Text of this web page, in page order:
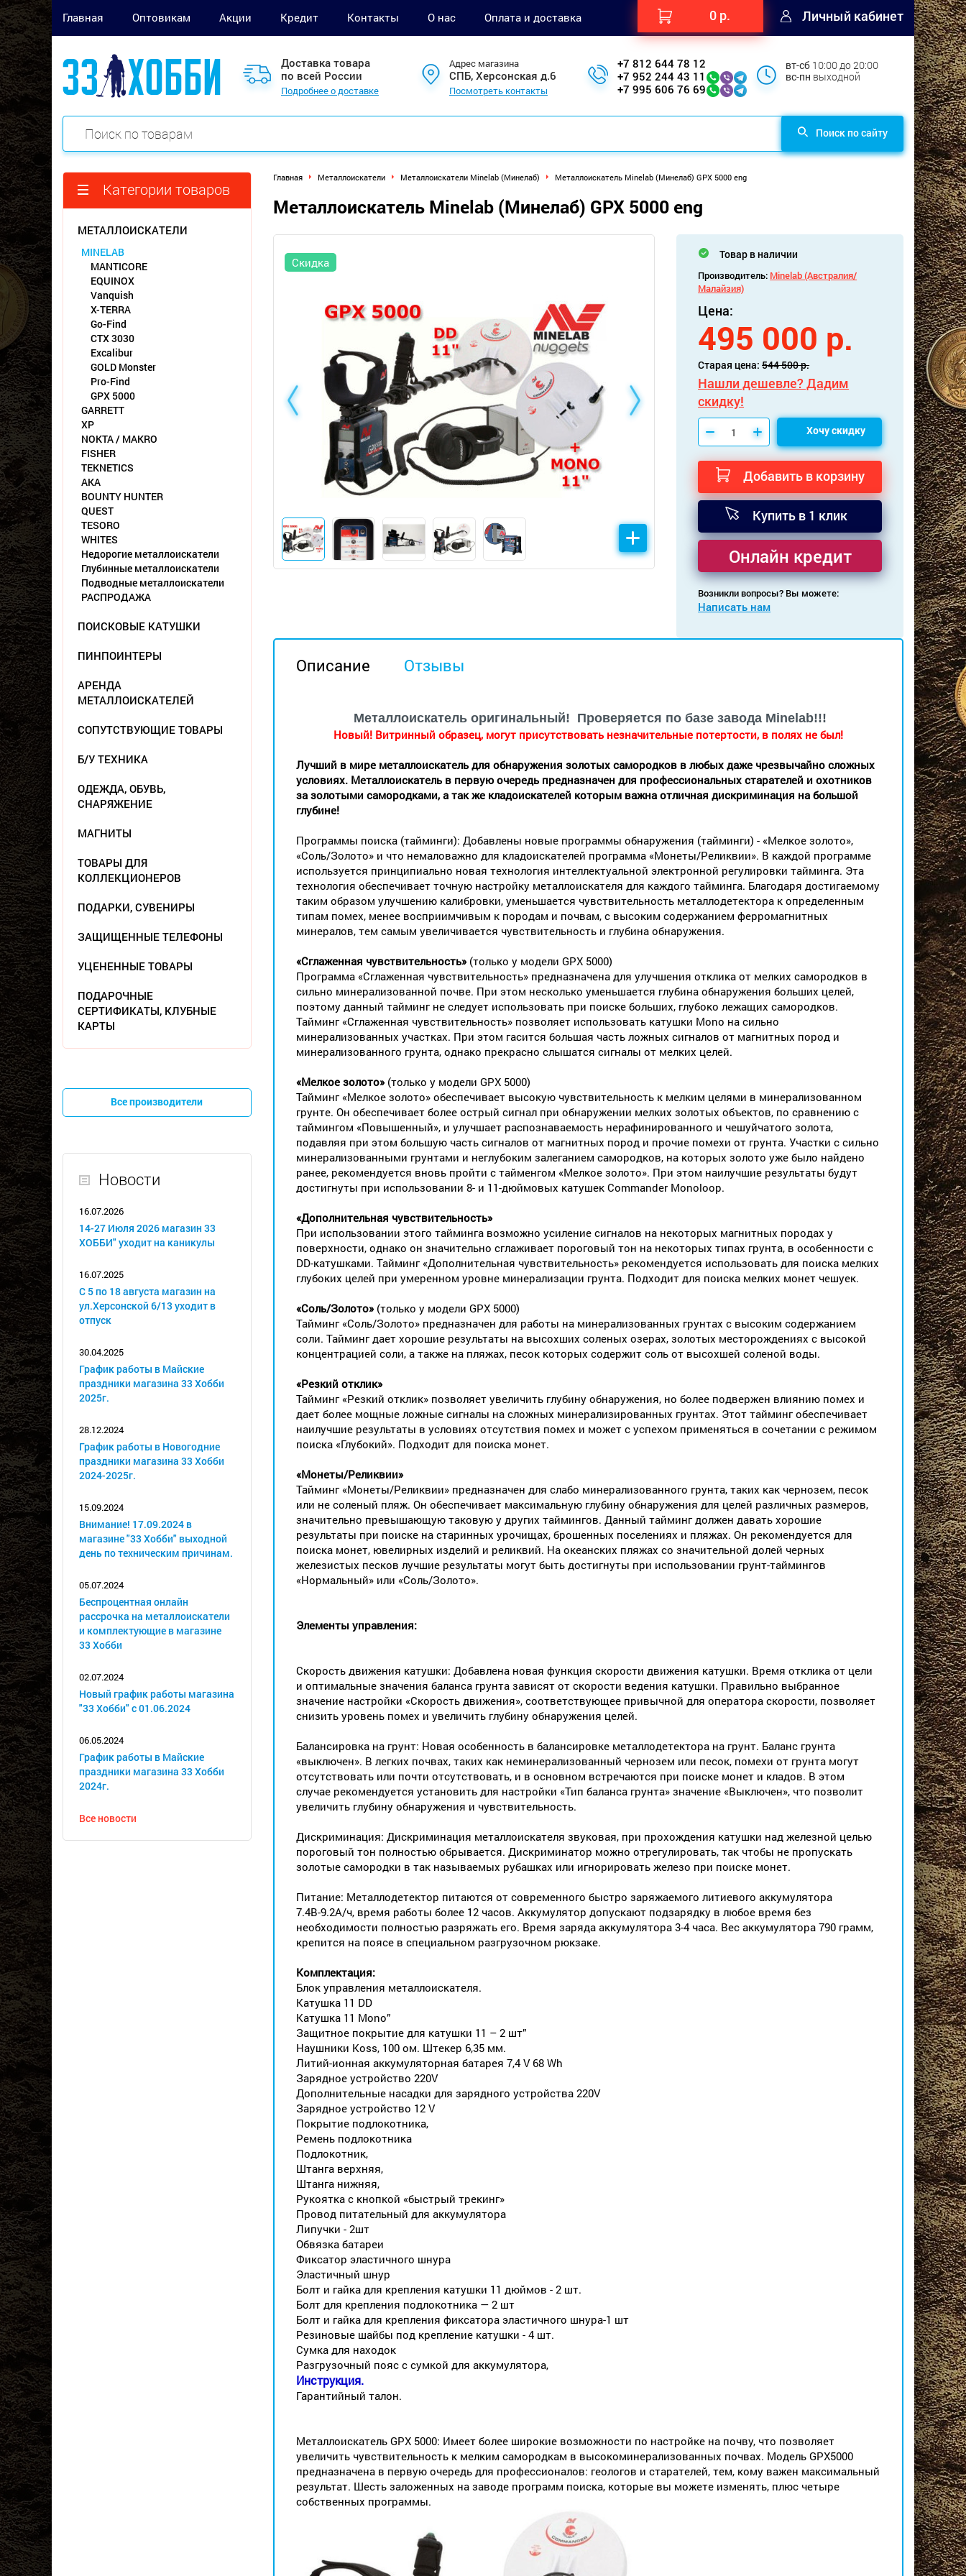
Главная Оптовикам Акции Кредит Контакты О нас Оплата и доставка 0 р. Личный кабинет
Доставка товара
по всей России
Подробнее о доставке
Адрес магазина
СПБ, Херсонская д.6
Посмотреть контакты
+7 812 644 78 12
+7 952 244 43 11
+7 995 606 76 69
вт-сб 10:00 до 20:00
вс-пн выходной
Поиск по сайту
Категории товаров
МЕТАЛЛОИСКАТЕЛИ
MINELAB
MANTICORE
EQUINOX
Vanquish
X-TERRA
Go-Find
CTX 3030
Excalibur
GOLD Monster
Pro-Find
GPX 5000
GARRETT
XP
NOKTA / MAKRO
FISHER
TEKNETICS
АКА
BOUNTY HUNTER
QUEST
TESORO
WHITES
Недорогие металлоискатели
Глубинные металлоискатели
Подводные металлоискатели
РАСПРОДАЖА
ПОИСКОВЫЕ КАТУШКИ
ПИНПОИНТЕРЫ
АРЕНДА
МЕТАЛЛОИСКАТЕЛЕЙ
СОПУТСТВУЮЩИЕ ТОВАРЫ
Б/У ТЕХНИКА
ОДЕЖДА, ОБУВЬ,
СНАРЯЖЕНИЕ
МАГНИТЫ
ТОВАРЫ ДЛЯ
КОЛЛЕКЦИОНЕРОВ
ПОДАРКИ, СУВЕНИРЫ
ЗАЩИЩЕННЫЕ ТЕЛЕФОНЫ
УЦЕНЕННЫЕ ТОВАРЫ
ПОДАРОЧНЫЕ
СЕРТИФИКАТЫ, КЛУБНЫЕ
КАРТЫ
Все производители
Новости
16.07.2026
14-27 Июля 2026 магазин 33
ХОББИ" уходит на каникулы
16.07.2025
С 5 по 18 августа магазин на
ул.Херсонской 6/13 уходит в
отпуск
30.04.2025
График работы в Майские
праздники магазина 33 Хобби
2025г.
28.12.2024
График работы в Новогодние
праздники магазина 33 Хобби
2024-2025г.
15.09.2024
Внимание! 17.09.2024 в
магазине "33 Хобби" выходной
день по техническим причинам.
05.07.2024
Беспроцентная онлайн
рассрочка на металлоискатели
и комплектующие в магазине
33 Хобби
02.07.2024
Новый график работы магазина
"33 Хобби" с 01.06.2024
06.05.2024
График работы в Майские
праздники магазина 33 Хобби
2024г.
Все новости
Главная Металлоискатели Металлоискатели Minelab (Минелаб) Металлоискатель Minelab (Минелаб) GPX 5000 eng
Металлоискатель Minelab (Минелаб) GPX 5000 eng
Скидка
Товар в наличии
Производитель: Minelab (Австралия/
Малайзия)
Цена:
495 000 р.
Старая цена:544 500 р.
Нашли дешевле? Дадим
скидку!
Хочу скидку
Добавить в корзину
Купить в 1 клик
Онлайн кредит
Возникли вопросы? Вы можете:
Написать нам
Описание Отзывы
Металлоискатель оригинальный! Проверяется по базе завода Minelab!!!
Новый! Витринный образец, могут присутствовать незначительные потертости, в полях не был!
Лучший в мире металлоискатель для обнаружения золотых самородков в любых даже чрезвычайно сложных
условиях. Металлоискатель в первую очередь предназначен для профессиональных старателей и охотников
за золотыми самородками, а так же кладоискателей которым важна отличная дискриминация на большой
глубине!
Программы поиска (тайминги): Добавлены новые программы обнаружения (тайминги) - «Мелкое золото»,
«Соль/Золото» и что немаловажно для кладоискателей программа «Монеты/Реликвии». В каждой программе
используется принципиально новая технология интеллектуальной электронной регулировки тайминга. Эта
технология обеспечивает точную настройку металлоискателя для каждого тайминга. Благодаря достигаемому
таким образом улучшению калибровки, уменьшается чувствительность металлодетектора к определенным
типам помех, менее восприимчивым к породам и почвам, с высоким содержанием ферромагнитных
минералов, тем самым увеличивается чувствительность и глубина обнаружения.
«Сглаженная чувствительность»(только у модели GPX 5000)
Программа «Сглаженная чувствительность» предназначена для улучшения отклика от мелких самородков в
сильно минерализованной почве. При этом несколько уменьшается глубина обнаружения больших целей,
поэтому данный тайминг не следует использовать при поиске больших, глубоко лежащих самородков.
Тайминг «Сглаженная чувствительность» позволяет использовать катушки Mono на сильно
минерализованных участках. При этом гасится большая часть ложных сигналов от магнитных пород и
минерализованного грунта, однако прекрасно слышатся сигналы от мелких целей.
«Мелкое золото»(только у модели GPX 5000)
Тайминг «Мелкое золото» обеспечивает высокую чувствительность к мелким целями в минерализованном
грунте. Он обеспечивает более острый сигнал при обнаружении мелких золотых объектов, по сравнению с
таймингом «Повышенный», и улучшает распознаваемость нерафинированного и чешуйчатого золота,
подавляя при этом большую часть сигналов от магнитных пород и прочие помехи от грунта. Участки с сильно
минерализованными грунтами и неглубоким залеганием самородков, на которых золото уже было найдено
ранее, рекомендуется вновь пройти с тайменгом «Мелкое золото». При этом наилучшие результаты будут
достигнуты при использовании 8- и 11-дюймовых катушек Commander Monoloop.
«Дополнительная чувствительность»
При использовании этого тайминга возможно усиление сигналов на некоторых магнитных породах у
поверхности, однако он значительно сглаживает пороговый тон на некоторых типах грунта, в особенности с
DD-катушками. Тайминг «Дополнительная чувствительность» рекомендуется использовать для поиска мелких
глубоких целей при умеренном уровне минерализации грунта. Подходит для поиска мелких монет чешуек.
«Соль/Золото»(только у модели GPX 5000)
Тайминг «Соль/Золото» предназначен для работы на минерализованных грунтах с высоким содержанием
соли. Тайминг дает хорошие результаты на высохших соленых озерах, золотых месторождениях с высокой
концентрацией соли, а также на пляжах, песок которых содержит соль от высохшей соленой воды.
«Резкий отклик»
Тайминг «Резкий отклик» позволяет увеличить глубину обнаружения, но более подвержен влиянию помех и
дает более мощные ложные сигналы на сложных минерализированных грунтах. Этот тайминг обеспечивает
наилучшие результаты в условиях отсутствия помех и может с успехом применяться в сочетании с режимом
поиска «Глубокий». Подходит для поиска монет.
«Монеты/Реликвии»
Тайминг «Монеты/Реликвии» предназначен для слабо минерализованного грунта, таких как чернозем, песок
или не соленый пляж. Он обеспечивает максимальную глубину обнаружения для целей различных размеров,
значительно превышающую таковую у других таймингов. Данный тайминг должен давать хорошие
результаты при поиске на старинных урочищах, брошенных поселениях и пляжах. Он рекомендуется для
поиска монет, ювелирных изделий и реликвий. На океанских пляжах со значительной долей черных
железистых песков лучшие результаты могут быть достигнуты при использовании грунт-таймингов
«Нормальный» или «Соль/Золото».
Элементы управления:
Скорость движения катушки: Добавлена новая функция скорости движения катушки. Время отклика от цели
и оптимальные значения баланса грунта зависят от скорости ведения катушки. Правильно выбранное
значение настройки «Скорость движения», соответствующее привычной для оператора скорости, позволяет
снизить уровень помех и увеличить глубину обнаружения целей.
Балансировка на грунт: Новая особенность в балансировке металлодетектора на грунт. Баланс грунта
«выключен». В легких почвах, таких как неминерализованный чернозем или песок, помехи от грунта могут
отсутствовать или почти отсутствовать, и в основном встречаются при поиске монет и кладов. В этом
случае рекомендуется установить для настройки «Тип баланса грунта» значение «Выключен», что позволит
увеличить глубину обнаружения и чувствительность.
Дискриминация: Дискриминация металлоискателя звуковая, при прохождения катушки над железной целью
пороговый тон полностью обрывается. Дискриминатор можно отрегулировать, так чтобы не пропускать
золотые самородки в так называемых рубашках или игнорировать железо при поиске монет.
Питание: Металлодетектор питаются от современного быстро заряжаемого литиевого аккумулятора
7.4В-9.2А/ч, время работы более 12 часов. Аккумулятор допускают подзарядку в любое время без
необходимости полностью разряжать его. Время заряда аккумулятора 3-4 часа. Вес аккумулятора 790 грамм,
крепится на поясе в специальном разгрузочном рюкзаке.
Комплектация:
Блок управления металлоискателя.
Катушка 11 DD
Катушка 11 Mono”
Защитное покрытие для катушки 11 – 2 шт”
Наушники Koss, 100 ом. Штекер 6,35 мм.
Литий-ионная аккумуляторная батарея 7,4 V 68 Wh
Зарядное устройство 220V
Дополнительные насадки для зарядного устройства 220V
Зарядное устройство 12 V
Покрытие подлокотника,
Ремень подлокотника
Подлокотник,
Штанга верхняя,
Штанга нижняя,
Рукоятка с кнопкой «быстрый трекинг»
Провод питательный для аккумулятора
Липучки - 2шт
Обвязка батареи
Фиксатор эластичного шнура
Эластичный шнур
Болт и гайка для крепления катушки 11 дюймов - 2 шт.
Болт для крепления подлокотника — 2 шт
Болт и гайка для крепления фиксатора эластичного шнура-1 шт
Резиновые шайбы под крепление катушки - 4 шт.
Сумка для находок
Разгрузочный пояс с сумкой для аккумулятора,
Инструкция.
Гарантийный талон.
Металлоискатель GPX 5000: Имеет более широкие возможности по настройке на почву, что позволяет
увеличить чувствительность к мелким самородкам в высокоминерализованных почвах. Модель GPX5000
предназначена в первую очередь для профессионалов: геологов и старателей, тем, кому важен максимальный
результат. Шесть заложенных на заводе программ поиска, которые вы можете изменять, плюс четыре
собственных программы.